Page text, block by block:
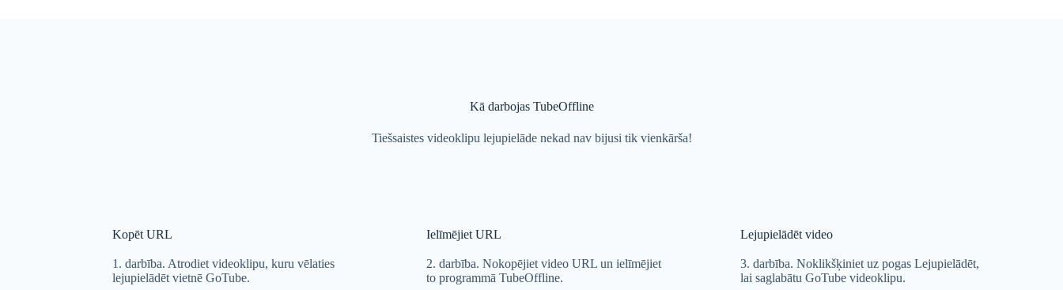
Kā darbojas TubeOffline
Tiešsaistes videoklipu lejupielāde nekad nav bijusi tik vienkārša!
Kopēt URL
1. darbība. Atrodiet videoklipu, kuru vēlaties
lejupielādēt vietnē GoTube.
Ielīmējiet URL
2. darbība. Nokopējiet video URL un ielīmējiet
to programmā TubeOffline.
Lejupielādēt video
3. darbība. Noklikšķiniet uz pogas Lejupielādēt,
lai saglabātu GoTube videoklipu.